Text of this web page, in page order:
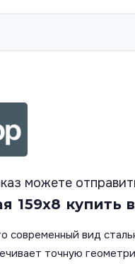
можете
159х8
современный вид
точную